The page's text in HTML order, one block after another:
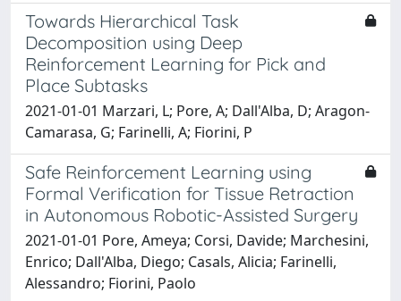
Towards Hierarchical Task
Decomposition using Deep
Reinforcement Learning for Pick and
Place Subtasks
2021-01-01 Marzari, L; Pore, A; Dall'Alba, D; Aragon-
Camarasa, G; Farinelli, A; Fiorini, P
Safe Reinforcement Learning using
Formal Verification for Tissue Retraction
in Autonomous Robotic-Assisted Surgery
2021-01-01 Pore, Ameya; Corsi, Davide; Marchesini,
Enrico; Dall'Alba, Diego; Casals, Alicia; Farinelli,
Alessandro; Fiorini, Paolo